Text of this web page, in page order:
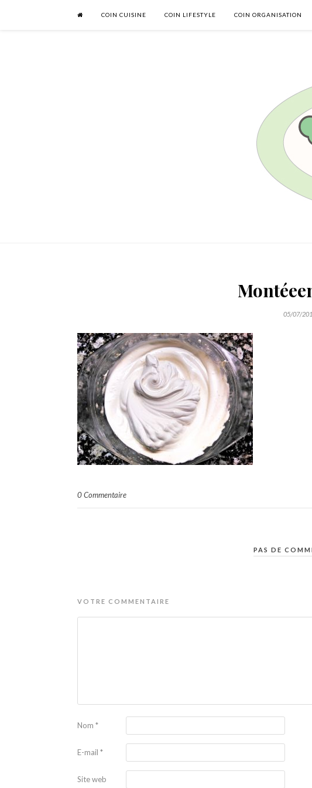
COIN CUISINE COIN LIFESTYLE COIN ORGANISATION
05/07/
0 Commentaire
PAS DE
VOTRE COMMENTAIRE
Nom *
E-mail *
Site web